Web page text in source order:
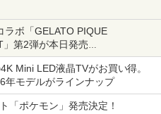
るセールが実施
ラボ「GELATO PIQUE
第2弾が本日発売
やわたぼう、ベビーサタンなどが
Mini LED液晶TVがお買い得。
年モデルがラインナップ
「ポケモン」発売決定！